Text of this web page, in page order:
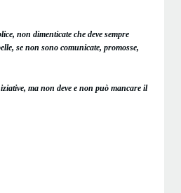
non dimenticate che deve sempre
se non sono comunicate, promosse,
ma non deve e non può mancare il